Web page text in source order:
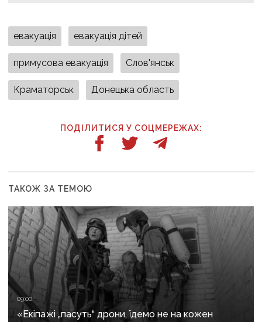
евакуація евакуація дітей
примусова евакуація Слов'янськ
Краматорськ Донецька область
ПОДІЛИТИСЯ У СОЦМЕРЕЖАХ:
ТАКОЖ ЗА ТЕМОЮ
09:00
«Екіпажі „пасуть“ дрони, їдемо не на кожен